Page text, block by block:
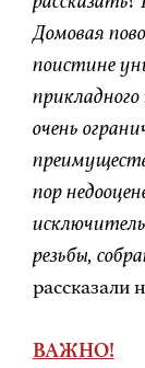
Домовая
поистине
очень
пор
резьбы,
рассказали
ВАЖНО!